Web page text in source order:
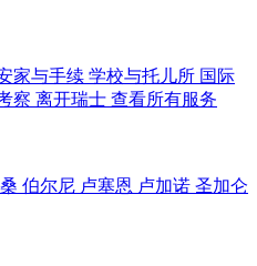
家与手续 学校与托儿所 国际
察 离开瑞士 查看所有服务
伯尔尼 卢塞恩 卢加诺 圣加仑